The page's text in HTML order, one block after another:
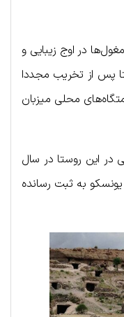
در اوج زیبایی و
پس از تخریب مجددا
محلی میزبان
این روستا در سال
یونسکو به ثبت رسانده